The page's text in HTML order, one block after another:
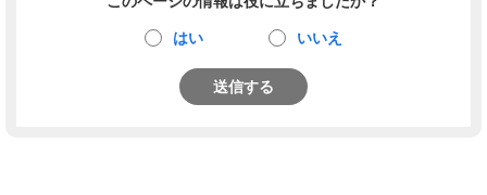
はい いいえ
送信する